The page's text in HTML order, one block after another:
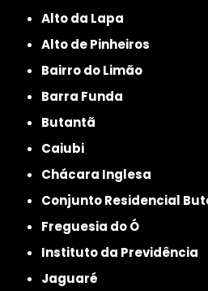
Alto da Lapa
Alto de Pinheiros
Bairro do Limão
Barra Funda
Butantã
Caiubi
Chácara Inglesa
Conjunto Residencial
Freguesia do Ó
Instituto da Previdência
Jaguaré